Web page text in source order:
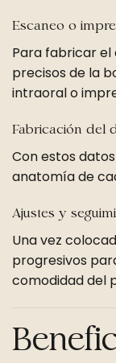
Escaneo o
Para fabricar el
precisos de la
intraoral o
Fabricación del
Con estos
anatomía de
Ajustes y
Una vez
progresivos
comodidad del